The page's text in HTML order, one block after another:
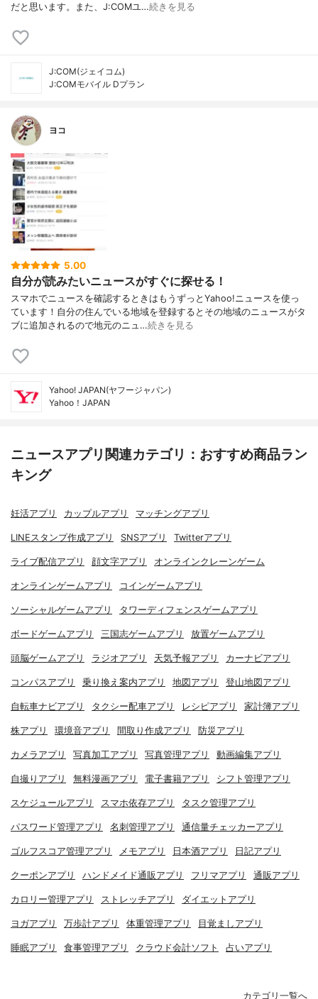
だと思います。また、J:COMユ…続きを見る
J:COM(ジェイコム)
J:COMモバイル Dプラン
ヨコ
5.00
自分が読みたいニュースがすぐに探せる！
スマホでニュースを確認するときはもうずっとYahoo!ニュースを使っ
ています！自分の住んでいる地域を登録するとその地域のニュースがタ
ブに追加されるので地元のニュ…続きを見る
Yahoo! JAPAN(ヤフージャパン)
Yahoo！JAPAN
ニュースアプリ関連カテゴリ：おすすめ商品ラン
キング
妊活アプリ カップルアプリ マッチングアプリ
LINEスタンプ作成アプリ SNSアプリ Twitterアプリ
ライブ配信アプリ 顔文字アプリ オンラインクレーンゲーム
オンラインゲームアプリ コインゲームアプリ
ソーシャルゲームアプリ タワーディフェンスゲームアプリ
ボードゲームアプリ 三国志ゲームアプリ 放置ゲームアプリ
頭脳ゲームアプリ ラジオアプリ 天気予報アプリ カーナビアプリ
コンパスアプリ 乗り換え案内アプリ 地図アプリ 登山地図アプリ
自転車ナビアプリ タクシー配車アプリ レシピアプリ 家計簿アプリ
株アプリ 環境音アプリ 間取り作成アプリ 防災アプリ
カメラアプリ 写真加工アプリ 写真管理アプリ 動画編集アプリ
自撮りアプリ 無料漫画アプリ 電子書籍アプリ シフト管理アプリ
スケジュールアプリ スマホ依存アプリ タスク管理アプリ
パスワード管理アプリ 名刺管理アプリ 通信量チェッカーアプリ
ゴルフスコア管理アプリ メモアプリ 日本酒アプリ 日記アプリ
クーポンアプリ ハンドメイド通販アプリ フリマアプリ 通販アプリ
カロリー管理アプリ ストレッチアプリ ダイエットアプリ
ヨガアプリ 万歩計アプリ 体重管理アプリ 目覚ましアプリ
睡眠アプリ 食事管理アプリ クラウド会計ソフト 占いアプリ
カテゴリ一覧へ